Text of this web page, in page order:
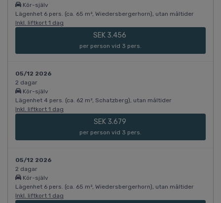
Kör-själv
Lägenhet 6 pers. (ca. 65 m², Wiedersbergerhorn), utan måltider
Inkl. liftkort 1 dag
SEK 3.456
per person vid 3 pers.
05/12 2026
2 dagar
Kör-själv
Lägenhet 4 pers. (ca. 62 m², Schatzberg), utan måltider
Inkl. liftkort 1 dag
SEK 3.679
per person vid 3 pers.
05/12 2026
2 dagar
Kör-själv
Lägenhet 6 pers. (ca. 65 m², Wiedersbergerhorn), utan måltider
Inkl. liftkort 1 dag